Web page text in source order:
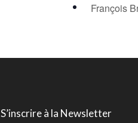
François
S’inscrire à la Newsletter